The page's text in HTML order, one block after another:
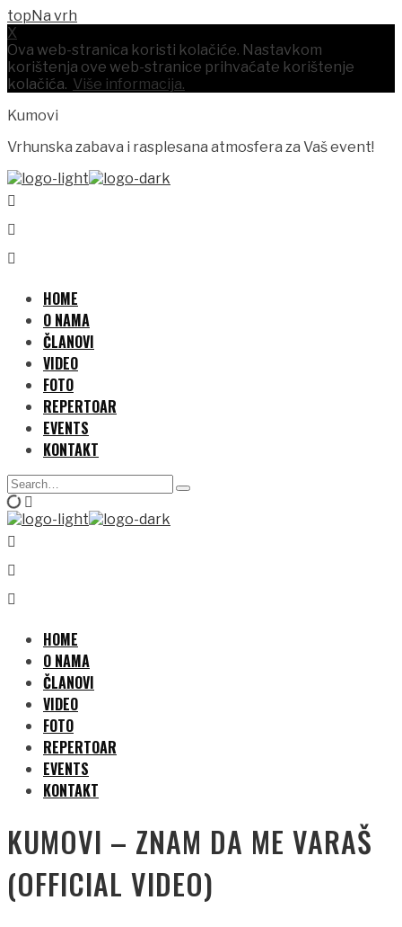
Na vrh
X
Ova web-stranica koristi kolačiće. Nastavkom
korištenja ove web-stranice prihvaćate korištenje
kolačića. Više informacija.
Kumovi
Vrhunska zabava i rasplesana atmosfera za Vaš event!
HOME
O NAMA
ČLANOVI
VIDEO
FOTO
REPERTOAR
EVENTS
KONTAKT
Search
for:
Type
HOME
O NAMA
ČLANOVI
VIDEO
FOTO
REPERTOAR
EVENTS
KONTAKT
KUMOVI – ZNAM DA ME VARAŠ
(OFFICIAL VIDEO)